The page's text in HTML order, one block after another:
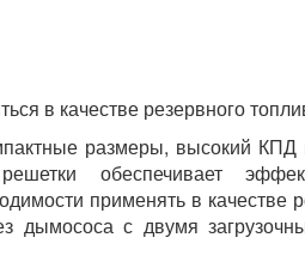
в качестве резервного
размеры, высокий КПД
обеспечивает
применять в качестве
дымососа с двумя